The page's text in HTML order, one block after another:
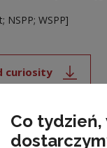
NSPP; WSPP]
curiosity
Note, the link
Co